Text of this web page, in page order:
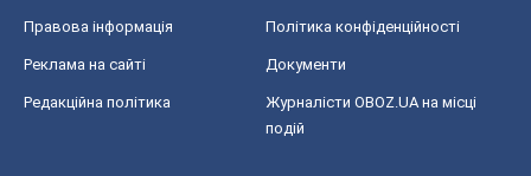
Правова інформація Політика конфіденційності
Реклама на сайті Документи
Редакційна політика
Журналісти OBOZ.UA на місці
подій